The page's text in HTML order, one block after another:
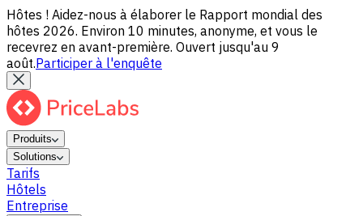
Hôtes ! Aidez-nous à élaborer le Rapport mondial des
hôtes 2026. Environ 10 minutes, anonyme, et vous le
recevrez en avant-première. Ouvert jusqu'au 9
août.Participer à l'enquête
Produits
Solutions
Tarifs
Hôtels
Entreprise